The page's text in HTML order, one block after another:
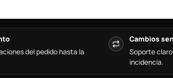
del pedido hasta la
Cambios
Soporte
incidencia.